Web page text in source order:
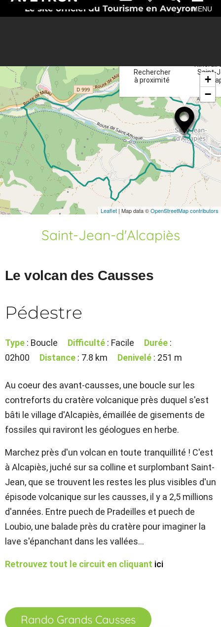
Le site officiel du Tourisme en AveyronMENU
Rechercher
à proximité
Saint-
+
−
Leaflet | Map data ©OpenStreetMap contributors
Saint-Jean-d'Alcapiès
Le volcan des Causses
Pédestre
Type : Boucle Difficulté : Facile Durée :
02h00
Distance : 7.8 km Denivelé : 251 m
Au coeur des avant-causses, une boucle sur les
contreforts du cratère volcanique près duquel s'est
bâti le village d'Alcapiès, émaillée de gisements de
fossiles qui raviront les géologues en herbe.
Marchez près d'un volcan en toute tranquillité ! C'est
à Alcapiès, juché sur sa colline et surplombant Saint-
Jean, que se trouvent les restes les plus visibles d'un
épisode volcanique sur les causses, il y a 2,5 millions
d'années. Entre puech de Pradeilles et puech de
Loubio, une balade près du cratère pour imaginer la
lave s'épanchant dans les vallées…
Retrouvez tout le circuit en cliquant ici
Rando Grands Causses